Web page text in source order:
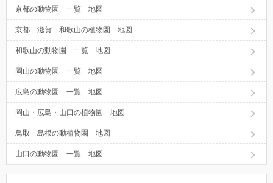
京都の動物園 一覧 地図
京都 滋賀 和歌山の植物園 地図
和歌山の動物園 一覧 地図
岡山の動物園 一覧 地図
広島の動物園 一覧 地図
岡山・広島・山口の植物園 地図
鳥取 島根の動植物園 地図
山口の動物園 一覧 地図